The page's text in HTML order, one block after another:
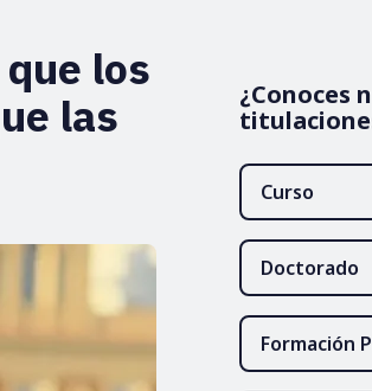
los
las
¿Conoces
Curso
Doctorado
Formación